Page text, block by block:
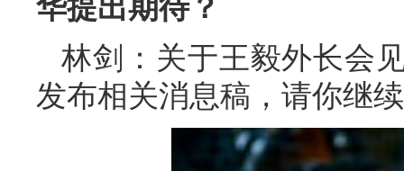
华提出期待？
林剑：关于王毅外长会
发布相关消息稿，请你继